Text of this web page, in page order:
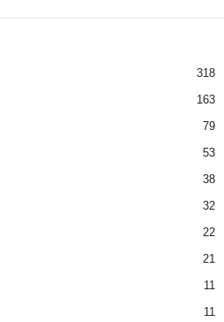
318
163
79
53
38
32
22
21
11
11